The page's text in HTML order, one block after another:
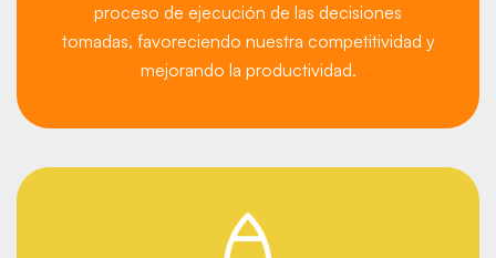
proceso de ejecución de las decisiones
tomadas, favoreciendo nuestra competitividad y
mejorando la productividad.